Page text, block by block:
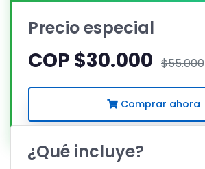
Precio especial
COP $30.000 $55.000
Comprar ahora
¿Qué incluye?